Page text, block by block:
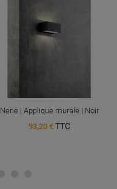
Nene | Applique murale | Noir
93,20 € TTC